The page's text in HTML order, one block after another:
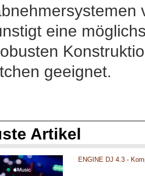
eine
geeignet.
Artikel
ENGINE DJ 4.3 -